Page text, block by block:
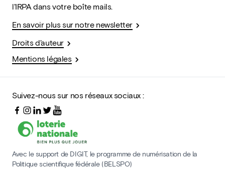
l'IRPA dans votre boîte mails.
En savoir plus sur notre newsletter
Droits d'auteur
Mentions légales
Suivez-nous sur nos réseaux sociaux :
Avec le support de DIGIT, le programme de numérisation de la
Politique scientifique fédérale (BELSPO)